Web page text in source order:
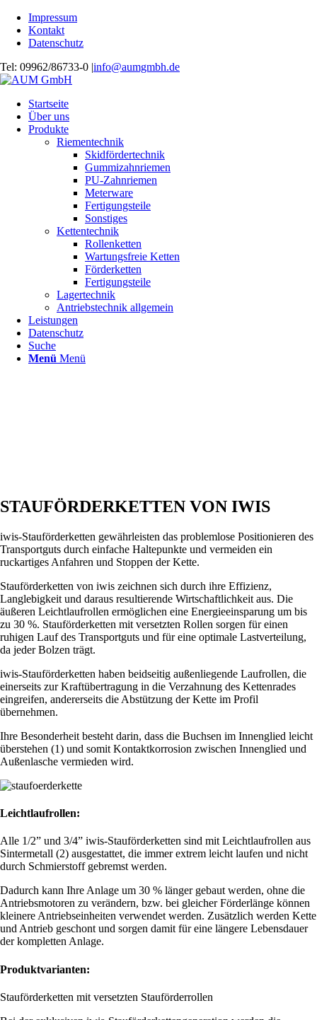
Impressum
Kontakt
Datenschutz
Tel: 09962/86733-0 |info@aumgmbh.de
Startseite
Über uns
Produkte
Riementechnik
Skidfördertechnik
Gummizahnriemen
PU-Zahnriemen
Meterware
Fertigungsteile
Sonstiges
Kettentechnik
Rollenketten
Wartungsfreie Ketten
Förderketten
Fertigungsteile
Lagertechnik
Antriebstechnik allgemein
Leistungen
Datenschutz
Suche
Menü Menü
STAUFÖRDERKETTEN VON IWIS
iwis-Stauförderketten gewährleisten das problemlose Positionieren des
Transportguts durch einfache Haltepunkte und vermeiden ein
ruckartiges Anfahren und Stoppen der Kette.
Stauförderketten von iwis zeichnen sich durch ihre Effizienz,
Langlebigkeit und daraus resultierende Wirtschaftlichkeit aus. Die
äußeren Leichtlaufrollen ermöglichen eine Energieeinsparung um bis
zu 30 %. Stauförderketten mit versetzten Rollen sorgen für einen
ruhigen Lauf des Transportguts und für eine optimale Lastverteilung,
da jeder Bolzen trägt.
iwis-Stauförderketten haben beidseitig außenliegende Laufrollen, die
einerseits zur Kraftübertragung in die Verzahnung des Kettenrades
eingreifen, andererseits die Abstützung der Kette im Profil
übernehmen.
Ihre Besonderheit besteht darin, dass die Buchsen im Innenglied leicht
überstehen (1) und somit Kontaktkorrosion zwischen Innen­glied und
Außenlasche vermieden wird.
Leichtlaufrollen:
Alle 1/2” und 3/4” iwis-Stau­förderketten sind mit Leichtlauf­rollen aus
Sintermetall (2) ausge­stattet, die immer extrem leicht laufen und nicht
durch Schmierstoff gebremst werden.
Dadurch kann Ihre Anlage um 30 % länger gebaut werden, ohne die
Antriebsmotoren zu verändern, bzw. bei gleicher Förderlänge können
kleinere Antriebseinheiten verwendet werden. Zusätzlich werden Kette
und Antrieb geschont und sorgen damit für eine längere Lebensdauer
der kompletten Anlage.
Produktvarianten:
Stauförderketten mit versetzten Stauförderrollen